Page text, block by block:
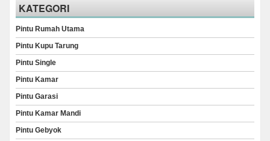
KATEGORI
Pintu Rumah Utama
Pintu Kupu Tarung
Pintu Single
Pintu Kamar
Pintu Garasi
Pintu Kamar Mandi
Pintu Gebyok